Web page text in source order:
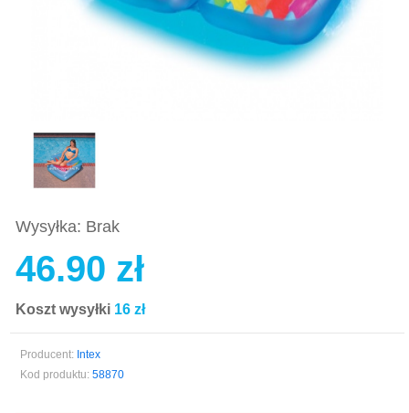
Wysyłka: Brak
46.90 zł
Koszt wysyłki 16 zł
Producent: Intex
Kod produktu: 58870